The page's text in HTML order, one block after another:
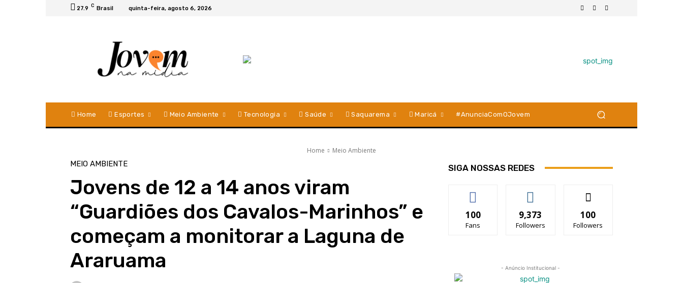
27.9 C Brasil quinta-feira, agosto 6, 2026
Home Esportes Meio Ambiente Tecnologia Saúde Saquarema Maricá #AnunciaComOJovem
Home Meio Ambiente
MEIO AMBIENTE
Jovens de 12 a 14 anos viram
“Guardiões dos Cavalos-Marinhos” e
começam a monitorar a Laguna de
Araruama
SIGA NOSSAS REDES
100
Fans
9,373
Followers
100
Followers
- Anúncio Institucional -